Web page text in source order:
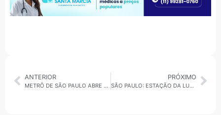
ANTERIOR
METRÔ DE SÃO PAULO ABRE VAGAS DE ESTÁGIO PARA ENSINO MÉDIO
PRÓXIMO
SÃO PAULO: ESTAÇÃO DA LUZ RECEBE PROGRAMAÇÃO DE FÉRIAS PARA CRIANÇAS E FAMÍLIAS